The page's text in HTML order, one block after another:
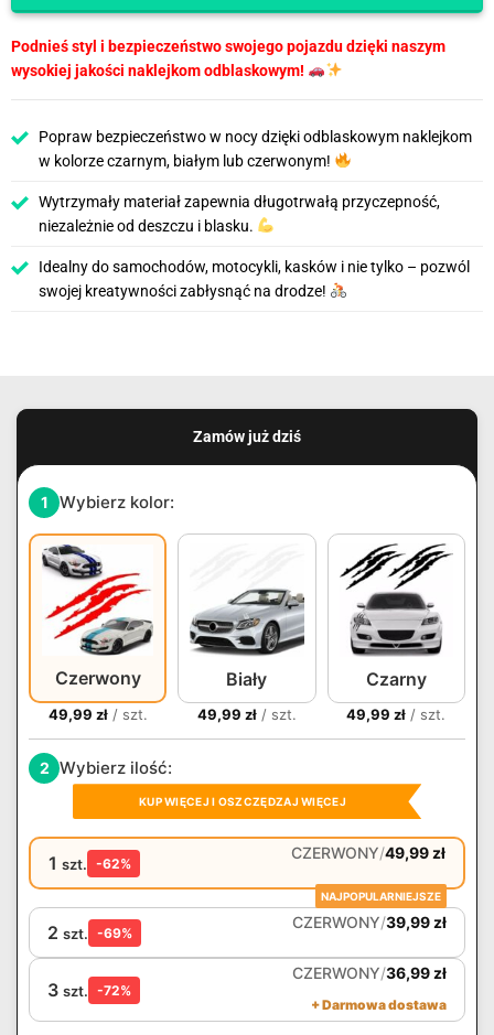
Podnieś styl i bezpieczeństwo swojego pojazdu dzięki naszym
wysokiej jakości naklejkom odblaskowym!
Popraw bezpieczeństwo w nocy dzięki odblaskowym naklejkom
w kolorze czarnym, białym lub czerwonym!
Wytrzymały materiał zapewnia długotrwałą przyczepność,
niezależnie od deszczu i blasku.
Idealny do samochodów, motocykli, kasków i nie tylko – pozwól
swojej kreatywności zabłysnąć na drodze!
Zamów już dziś
1 Wybierz kolor:
Czerwony
49,99 zł/ szt.
Biały
49,99 zł/ szt.
Czarny
49,99zł / szt.
2 Wybierz ilość:
KUP WIĘCEJ I OSZCZĘDZAJ WIĘCEJ
1 szt. -62%
CZERWONY/49,99 zł
NAJPOPULARNIEJSZE
2 szt. -69%
CZERWONY/39,99 zł
3 szt. -72%
CZERWONY/36,99 zł
+ Darmowa dostawa